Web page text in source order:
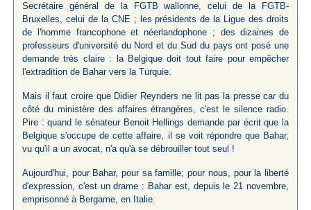
Secrétaire général de la FGTB wallonne, celui de la FGTB-
Bruxelles, celui de la CNE ; les présidents de la Ligue des droits
de l'homme francophone et néerlandophone ; des dizaines de
professeurs d'université du Nord et du Sud du pays ont posé une
demande très claire : la Belgique doit tout faire pour empêcher
l'extradition de Bahar vers la Turquie.
Mais il faut croire que Didier Reynders ne lit pas la presse car du
côté du ministère des affaires étrangères, c'est le silence radio.
Pire : quand le sénateur Benoit Hellings demande par écrit que la
Belgique s'occupe de cette affaire, il se voit répondre que Bahar,
vu qu'il a un avocat, n'a qu'à se débrouiller tout seul !
Aujourd'hui, pour Bahar, pour sa famille; pour nous, pour la liberté
d'expression, c'est un drame : Bahar est, depuis le 21 novembre,
emprisonné à Bergame, en Italie.